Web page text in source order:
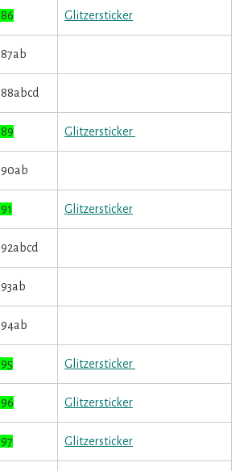
Glitzersticker
Glitzersticker
Glitzersticker
Glitzersticker
Glitzersticker
Glitzersticker